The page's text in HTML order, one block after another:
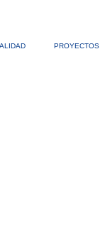
PROYECTOS